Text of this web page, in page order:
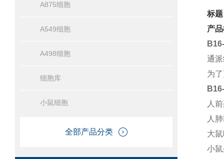
A875细胞
A549细胞
A498细胞
细胞库
小鼠细胞
全部产品分类
标
产
通
为
人
人
大
小